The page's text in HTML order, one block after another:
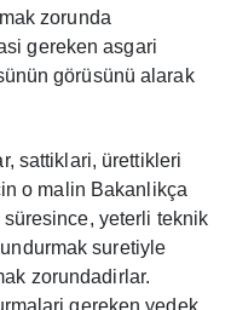
zorunda
gereken asgari
görüsünü alarak
sattiklari, ürettikleri
o malin Bakanlikça
yeterli teknik
suretiyle
zorundadirlar.
gereken yedek